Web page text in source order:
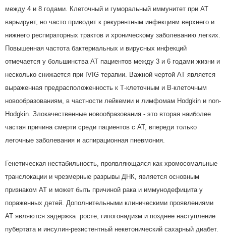
между 4 и 8 годами. Клеточный и гуморальный иммунитет при АТ
варьирует, но часто приводит к рекурентным инфекциям верхнего и
нижнего респираторных трактов и хроническому заболеванию легких.
Повышенная частота бактериальных и вирусных инфекций
отмечается у большинства АТ пациентов между 3 и 6 годами жизни и
несколько снижается при IVIG терапии. Важной чертой АТ является
выраженная предрасположенность к Т-клеточным и В-клеточным
новообразованиям, в частности лейкемии и лимфомам Hodgkin и non-
Hodgkin. Злокачественные новообразования - это вторая наиболее
частая причина смерти среди пациентов с АТ, впереди только
легочные заболевания и аспирационная пневмония.
Генетическая нестабильность, проявляющаяся как хромосомальные
транслокации и чрезмерные разрывы ДНК, является основным
признаком АТ и может быть причиной рака и иммунодефицита у
пораженных детей. Дополнительными клиническими проявлениями
АТ являются задержка росте, гипогонадизм и позднее наступление
пубертата и инсулин-резистентный некетонический сахарный диабет.